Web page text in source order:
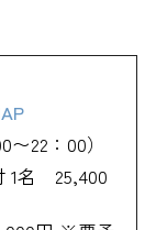
22：00）
1名 25,400